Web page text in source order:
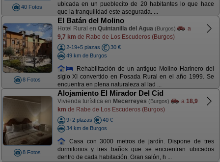
40 Fotos
ubicada en un pueblecito de 20 habitantes lo que hace
que la tranquilidad este asegurada. ...
8 Fotos
El Batán del Molino
Hotel Rural en Quintanilla del Agua (Burgos)
a
9,7 km de Rabe de Los Escuderos (Burgos)
2-19+5 plazas
30 €
49 km de Burgos
Rehabilitación de un antiguo Molino Harinero del
siglo XI convertido en Posada Rural en el año 1999. Se
encuentra en plena naturaleza al lad ...
8 Fotos
Alojamiento El Mirador Del Cid
Vivienda turística en Mecerreyes (Burgos) a 18,9
km de Rabe de Los Escuderos (Burgos)
9+2 plazas
40 €
34 km de Burgos
Casa con 3000 metros de jardín. Dispone de tres
dormitorios y tres baños que se encuentran ubicados
dentro de cada habitación. Gran salón, h ...